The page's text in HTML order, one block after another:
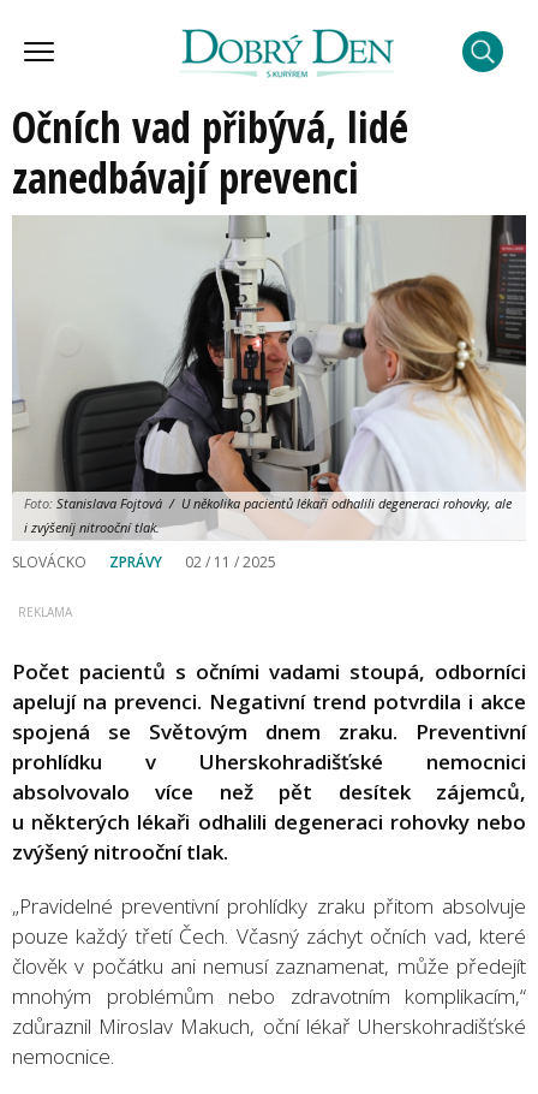
Očních vad přibývá, lidé
zanedbávají prevenci
Foto: Stanislava Fojtová / U několika pacientů lékaři odhalili degeneraci rohovky, ale
i zvýšeníj nitrooční tlak.
SLOVÁCKO ZPRÁVY 02 / 11 / 2025
Počet pacientů s očními vadami stoupá, odborníci
apelují na prevenci. Negativní trend potvrdila i akce
spojená se Světovým dnem zraku. Preventivní
prohlídku v Uherskohradišťské nemocnici
absolvovalo více než pět desítek zájemců,
u některých lékaři odhalili degeneraci rohovky nebo
zvýšený nitrooční tlak.
„Pravidelné preventivní prohlídky zraku přitom absolvuje
pouze každý třetí Čech. Včasný záchyt očních vad, které
člověk v počátku ani nemusí zaznamenat, může předejít
mnohým problémům nebo zdravotním komplikacím,“
zdůraznil Miroslav Makuch, oční lékař Uherskohradišťské
nemocnice.